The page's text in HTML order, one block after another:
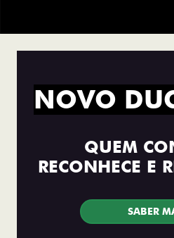
NOVO
QUEM
RECONHECE E
SABER